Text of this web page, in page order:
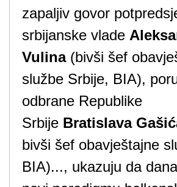
zapaljiv govor
srbijanske vlade
Vulina(bivši šef
službe Srbije, BIA),
odbrane Republike
Srbije Bratislava
bivši šef obavještajne
BIA)..., ukazuju da